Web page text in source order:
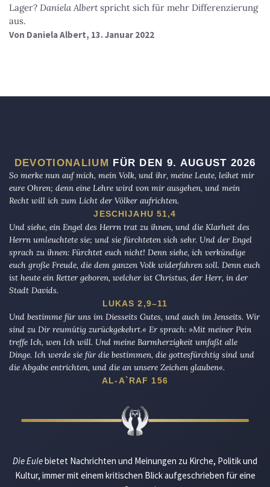
Lager? Daniela Albertspricht sich für mehr Differenzierung
aus.
Von Daniela Albert, 13. Januar 2022
DEVOTIONALIUM FÜR DEN 9. AUGUST 2026
So merke nun auf mich, mein Volk, und ihr, meine Leute, leihet mir
eure Ohren; denn eine Lehre wird von mir ausgehen, und mein
Recht will ich zum Licht der Völker aufrichten.
JESCHIJAHU 51,4
Und siehe, ein Engel des Herrn trat zu ihnen, und die Klarheit des
Herrn umleuchtete sie; und sie fürchteten sich sehr. Und der Engel
sprach zu ihnen: Fürchtet euch nicht! Denn siehe, ich verkündige
euch große Freude, die dem ganzen Volk widerfahren soll. Denn euch
ist heute ein Retter geboren, welcher ist Christus, der Herr, in der
Stadt Davids.
LUKAS 2,9–11
Und bestimme für uns im Diesseits Gutes, und auch im Jenseits. Wir
sind zu Dir reumütig zurückgekehrt.« Er sprach: »Mit meiner Pein
treffe Ich, wen Ich will. Und meine Barmherzigkeit umfaßt alle
Dinge. Ich werde sie für die bestimmen, die gottesfürchtig sind und
die Abgabe entrichten, und die an unsere Zeichen glauben«.
AL-A`RAF 156
Die Eulebietet Nachrichten und Meinungen zu Kirche, Politik und
Kultur, immer mit einem kritischen Blick aufgeschrieben für eine